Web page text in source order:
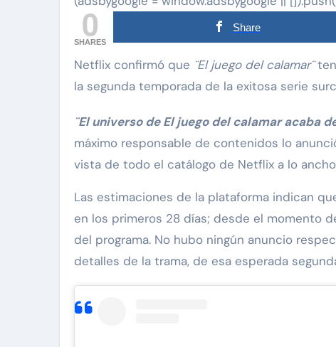
0
SHARES
Share
Netflix confirmó que ¨El juego del calamar¨
la segunda temporada de la exitosa serie
¨El universo de El juego del calamar acaba
máximo responsable de contenidos lo
vista de todo el catálogo de Netflix a lo
Las estimaciones de la plataforma indican
en los primeros 28 días; desde el momento
del programa. No hubo ningún anuncio
detalles de la trama, de esa esperada